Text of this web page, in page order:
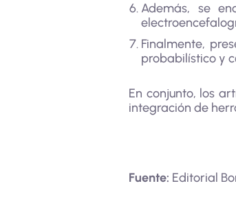
Además, se
Finalmente,
probabilístico y
En conjunto, los
integración de
Fuente: Editorial